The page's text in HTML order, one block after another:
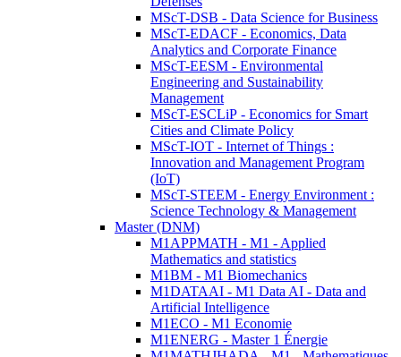
MScT-DSB - Data Science for Business
MScT-EDACF - Economics, Data
Analytics and Corporate Finance
MScT-EESM - Environmental
Engineering and Sustainability
Management
MScT-ESCLiP - Economics for Smart
Cities and Climate Policy
MScT-IOT - Internet of Things :
Innovation and Management Program
(IoT)
MScT-STEEM - Energy Environment :
Science Technology & Management
Master (DNM)
M1APPMATH - M1 - Applied
Mathematics and statistics
M1BM - M1 Biomechanics
M1DATAAI - M1 Data AI - Data and
Artificial Intelligence
M1ECO - M1 Economie
M1ENERG - Master 1 Énergie